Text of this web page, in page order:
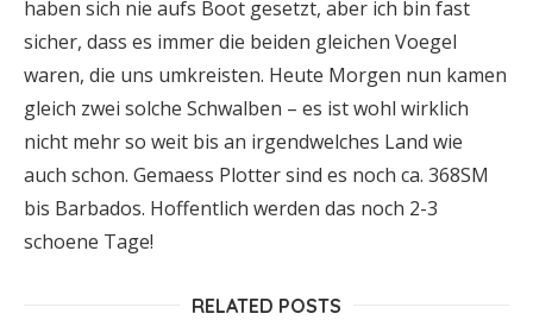
haben sich nie aufs Boot gesetzt, aber ich bin fast
sicher, dass es immer die beiden gleichen Voegel
waren, die uns umkreisten. Heute Morgen nun kamen
gleich zwei solche Schwalben – es ist wohl wirklich
nicht mehr so weit bis an irgendwelches Land wie
auch schon. Gemaess Plotter sind es noch ca. 368SM
bis Barbados. Hoffentlich werden das noch 2-3
schoene Tage!
RELATED POSTS